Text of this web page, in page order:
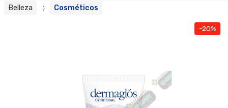
Belleza Cosméticos
-20%